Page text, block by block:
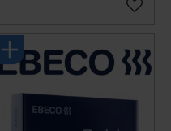
i favoriter Lägg